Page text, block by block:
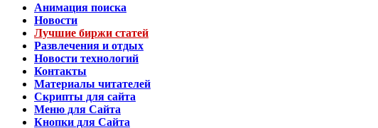
Анимация поиска
Новости
Лучшие биржи статей
Развлечения и отдых
Новости технологий
Контакты
Материалы читателей
Скрипты для сайта
Меню для Сайта
Кнопки для Сайта